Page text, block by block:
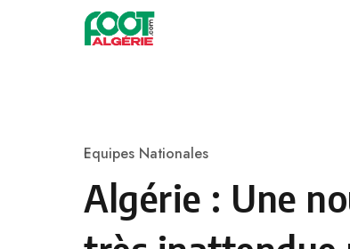
Skip to content
Category
Equipes Nationales
Algérie : Une